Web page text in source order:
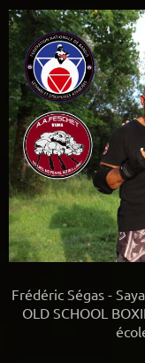
Frédéric Ségas -
OLD SCHOOL